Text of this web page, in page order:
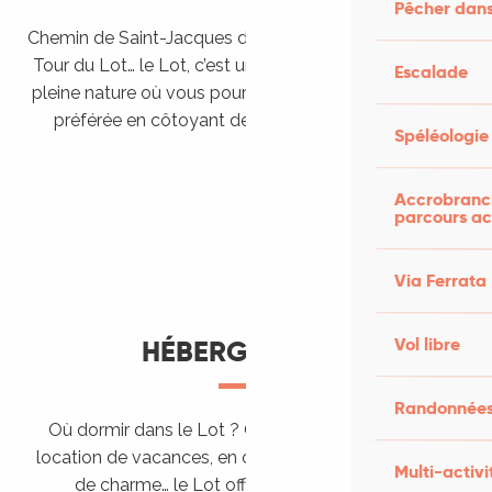
Pêcher
Escalade
Spéléologie
parcours
Via Ferrata
Vol libre
Multi-
Chemin de Saint-Jacques de Compostelle, Véloroutes,
Tour du Lot… le Lot, c’est une véritable destination de
pleine nature où vous pourrez pratiquer votre activité
préférée en côtoyant des paysages grandioses.
HÉBERGEMENTS
Où dormir dans le Lot ? Chez l’habitant, dans une
location de vacances, en camping, ou dans un hôtel
de charme… le Lot offre des hébergements